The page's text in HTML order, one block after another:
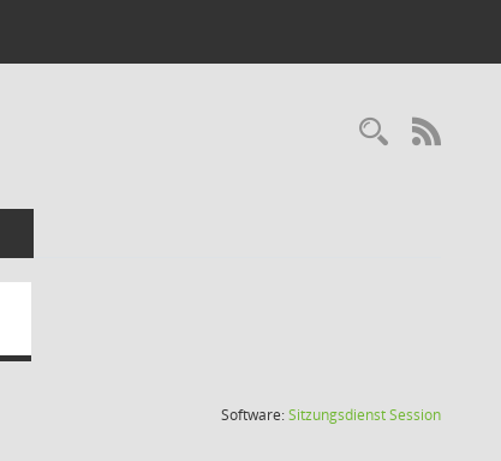
Software:SitzungsdienstSession(Wird in